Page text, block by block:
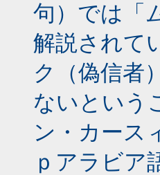
句）では「
解説されて
ク（偽信者
ないという
ン・カース
ｐアラビア